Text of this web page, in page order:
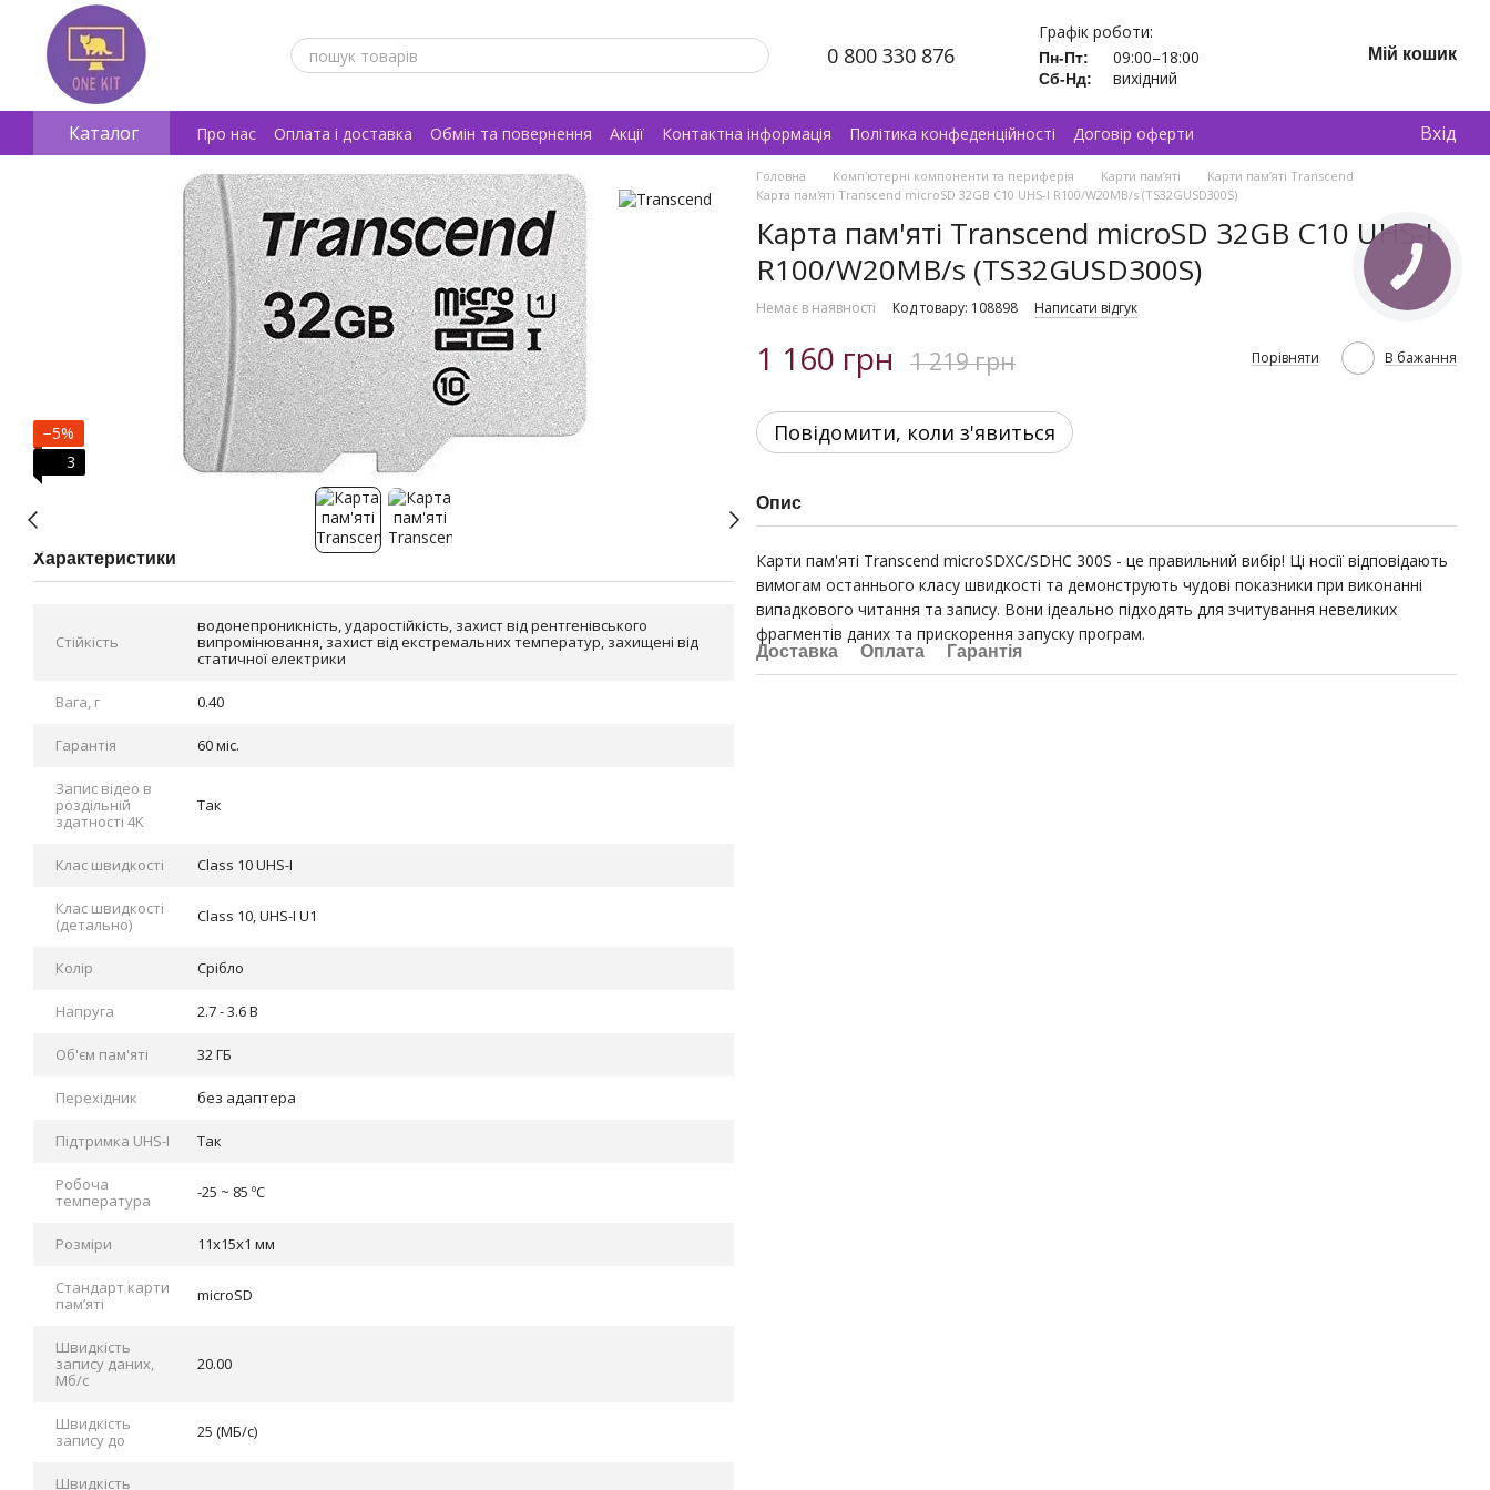
Перейти к основному контенту
0 800 330 876
Графік роботи:
Пн-Пт: 09:00–18:00
Сб-Нд: вихідний
Мій кошик
Каталог Про нас Оплата і доставка Обмін та повернення Акції Контактна інформація Політика конфеденційності
Договір оферти
Відгуки про магазин
Вхід
−5%
3
Характеристики
Cтійкість
водонепроникність, ударостійкість, захист від рентгенівського
випромінювання, захист від екстремальних температур, захищені від
статичної електрики
Вага, г 0.40
Гарантія 60 міс.
Запис відео в
роздільній
здатності 4K
Так
Клас швидкості Class 10 UHS-I
Клас швидкості
(детально)
Class 10, UHS-I U1
Колір Срібло
Напруга 2.7 - 3.6 В
Об'єм пам'яті 32 ГБ
Перехідник без адаптера
Підтримка UHS-I Так
Робоча
температура
-25 ~ 85 ºC
Розміри 11x15x1 мм
Стандарт карти
пам’яті
microSD
Швидкість
запису даних,
Мб/с
20.00
Швидкість
запису до
25 (МБ/с)
Швидкість
Головна Комп'ютерні компоненти та периферія Kарти пам’яті
Kарти пам’яті Transcend
Карта пам'яті Transcend microSD 32GB C10 UHS-I R100/W20MB/s (TS32GUSD300S)
Карта пам'яті Transcend microSD 32GB C10 UHS-I
R100/W20MB/s (TS32GUSD300S)
Немає в наявності Код товару: 108898 Написати відгук
1 160 грн 1 219 грн Порівняти В бажання
Повідомити, коли з'явиться
Опис
Карти пам'яті Transcend microSDXC/SDHC 300S - це правильний вибір! Ці носії відповідають
вимогам останнього класу швидкості та демонструють чудові показники при виконанні
випадкового читання та запису. Вони ідеально підходять для зчитування невеликих
фрагментів даних та прискорення запуску програм.
Доставка Оплата Гарантія